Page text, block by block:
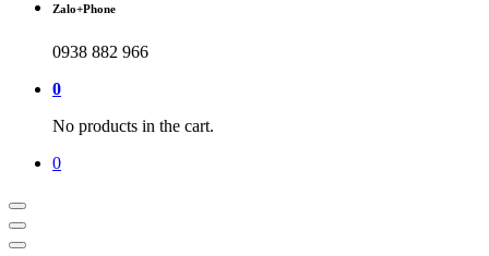
Zalo+Phone
0938 882 966
0
No products in the cart.
0